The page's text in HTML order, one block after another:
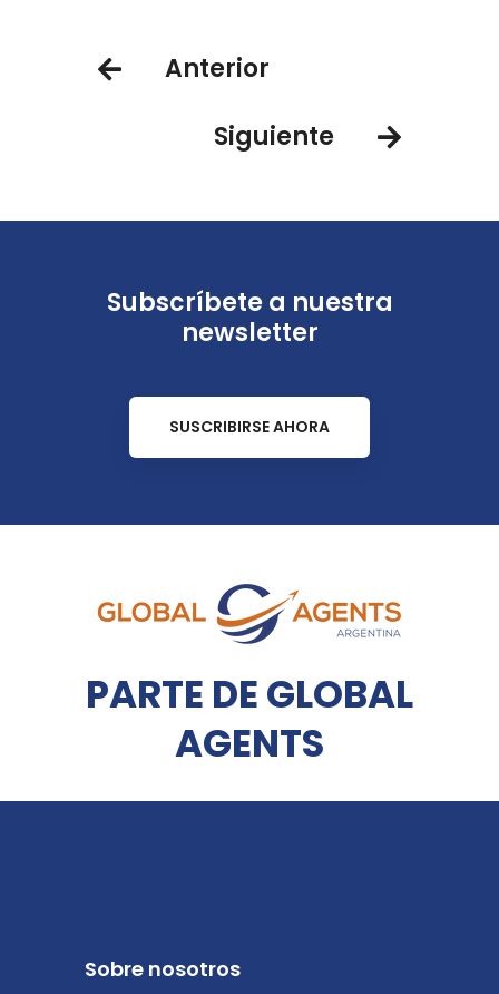
Anterior
Siguiente
Subscríbete a nuestra
newsletter
SUSCRIBIRSE AHORA
PARTE DE GLOBAL
AGENTS
Sobre nosotros